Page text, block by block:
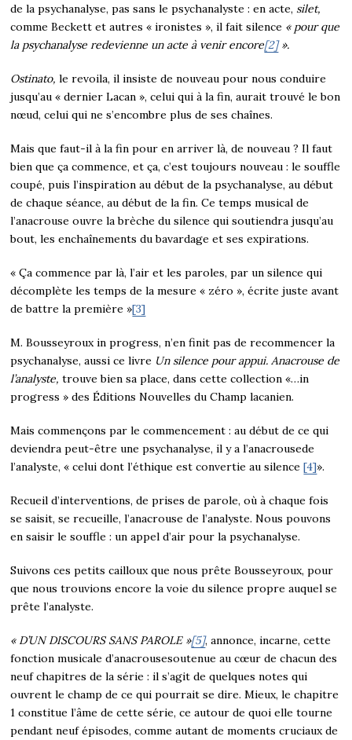
de la psychanalyse, pas sans le psychanalyste : en acte, silet,
comme Beckett et autres « ironistes », il fait silence « pour que
la psychanalyse redevienne un acte à venir encore[2]».
Ostinato,le revoila, il insiste de nouveau pour nous conduire
jusqu’au « dernier Lacan », celui qui à la fin, aurait trouvé le bon
nœud, celui qui ne s’encombre plus de ses chaînes.
Mais que faut-il à la fin pour en arriver là, de nouveau ? Il faut
bien que ça commence, et ça, c’est toujours nouveau : le souffle
coupé, puis l’inspiration au début de la psychanalyse, au début
de chaque séance, au début de la fin. Ce temps musical de
l’anacrouse ouvre la brèche du silence qui soutiendra jusqu’au
bout, les enchaînements du bavardage et ses expirations.
« Ça commence par là, l’air et les paroles, par un silence qui
décomplète les temps de la mesure « zéro », écrite juste avant
de battre la première »[3]
M. Bousseyroux in progress, n’en finit pas de recommencer la
psychanalyse, aussi ce livre Un silence pour appui. Anacrouse de
l’analyste, trouve bien sa place, dans cette collection «…in
progress » des Éditions Nouvelles du Champ lacanien.
Mais commençons par le commencement : au début de ce qui
deviendra peut-être une psychanalyse, il y a l’anacrousede
l’analyste, « celui dont l’éthique est convertie au silence[4]».
Recueil d’interventions, de prises de parole, où à chaque fois
se saisit, se recueille, l’anacrouse de l’analyste. Nous pouvons
en saisir le souffle : un appel d’air pour la psychanalyse.
Suivons ces petits cailloux que nous prête Bousseyroux, pour
que nous trouvions encore la voie du silence propre auquel se
prête l’analyste.
« D’UN DISCOURS SANS PAROLE »[5], annonce, incarne, cette
fonction musicale d’anacrousesoutenue au cœur de chacun des
neuf chapitres de la série : il s’agit de quelques notes qui
ouvrent le champ de ce qui pourrait se dire. Mieux, le chapitre
1 constitue l’âme de cette série, ce autour de quoi elle tourne
pendant neuf épisodes, comme autant de moments cruciaux de